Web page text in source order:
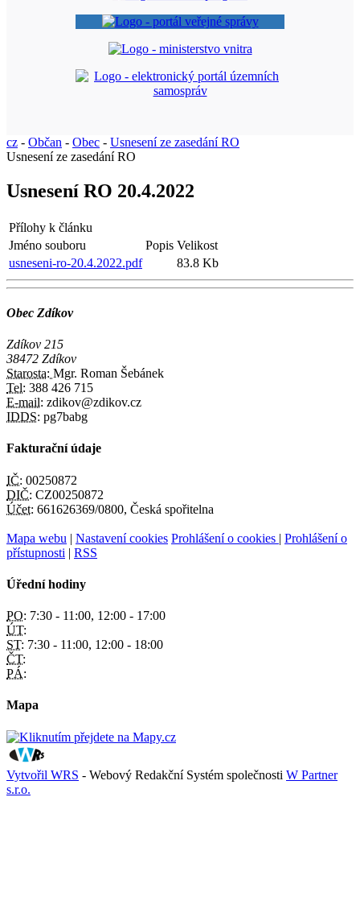
cz - Občan - Obec - Usnesení ze zasedání RO
Usnesení ze zasedání RO
Usnesení RO 20.4.2022
Přílohy k článku
Jméno souboru
Popis Velikost
usneseni-ro-20.4.2022.pdf
83.8 Kb
Obec Zdíkov
Zdíkov 215
38472 Zdíkov
Starosta: Mgr. Roman Šebánek
Tel: 388 426 715
E-mail: zdikov@zdikov.cz
IDDS: pg7babg
Fakturační údaje
IČ: 00250872
DIČ: CZ00250872
Účet: 661626369/0800, Česká spořitelna
Mapa webu | Nastavení cookies Prohlášení o cookies | Prohlášení o
přístupnosti | RSS
Úřední hodiny
PO: 7:30 - 11:00, 12:00 - 17:00
ÚT:
ST: 7:30 - 11:00, 12:00 - 18:00
ČT:
PÁ:
Mapa
Vytvořil WRS - Webový Redakční Systém společnosti W Partner
s.r.o.